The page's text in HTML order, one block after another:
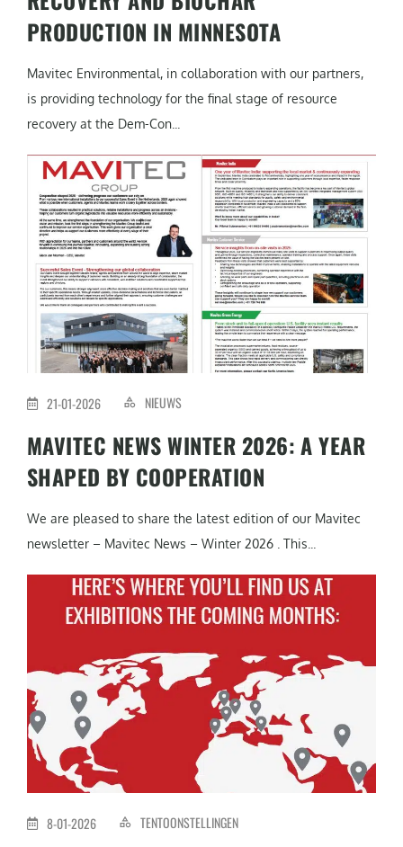
PRODUCTION IN MINNESOTA
Mavitec Environmental, in collaboration with our partners,
is providing technology for the final stage of resource
recovery at the Dem-Con...
21-01-2026 NIEUWS
MAVITEC NEWS WINTER 2026: A YEAR
SHAPED BY COOPERATION
We are pleased to share the latest edition of our Mavitec
newsletter – Mavitec News – Winter 2026 . This...
8-01-2026 TENTOONSTELLINGEN